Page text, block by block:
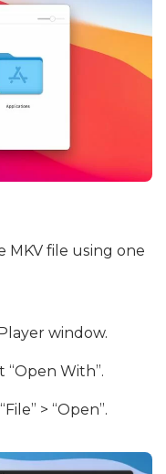
MKV file using one
window.
With”.
> “Open”.